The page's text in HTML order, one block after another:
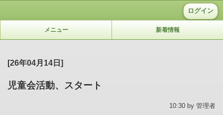
ログイン
メニュー 新着情報
[26年04月14日]
児童会活動、スタート
10:30 by 管理者